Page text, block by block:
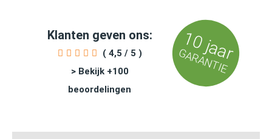
Klanten geven ons:
( 4,5 / 5 )
> Bekijk +100
beoordelingen
10 jaar
GARANTIE